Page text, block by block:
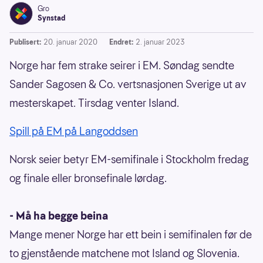
Gro
Synstad
Publisert: 20. januar 2020 Endret: 2. januar 2023
Norge har fem strake seirer i EM. Søndag sendte
Sander Sagosen & Co. vertsnasjonen Sverige ut av
mesterskapet. Tirsdag venter Island.
Spill på EM på Langoddsen
Norsk seier betyr EM-semifinale i Stockholm fredag
og finale eller bronsefinale lørdag.
- Må ha begge beina
Mange mener Norge har ett bein i semifinalen før de
to gjenstående matchene mot Island og Slovenia.